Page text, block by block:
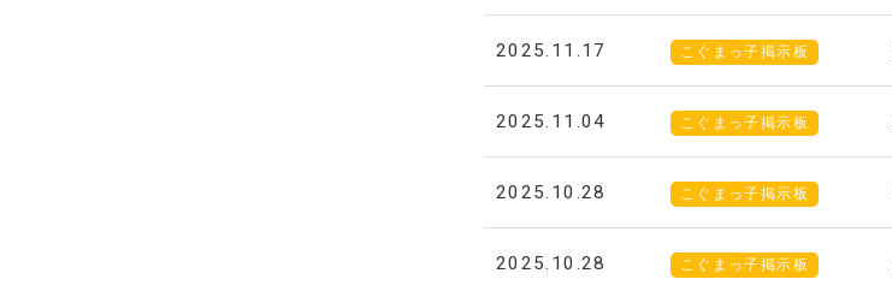
2025.11.17 こぐまっ子掲示板
2025.11.04 こぐまっ子掲示板
2025.10.28 こぐまっ子掲示板
2025.10.28 こぐまっ子掲示板